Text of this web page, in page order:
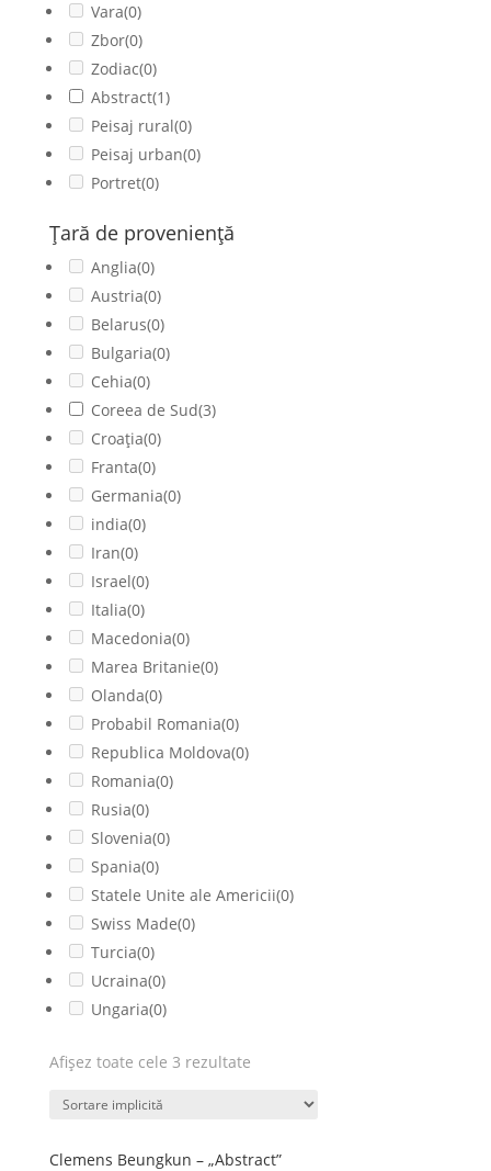
Vara(0)
Zbor(0)
Zodiac(0)
Abstract(1)
Peisaj rural(0)
Peisaj urban(0)
Portret(0)
Ţară de provenienţă
Anglia(0)
Austria(0)
Belarus(0)
Bulgaria(0)
Cehia(0)
Coreea de Sud(3)
Croația(0)
Franta(0)
Germania(0)
india(0)
Iran(0)
Israel(0)
Italia(0)
Macedonia(0)
Marea Britanie(0)
Olanda(0)
Probabil Romania(0)
Republica Moldova(0)
Romania(0)
Rusia(0)
Slovenia(0)
Spania(0)
Statele Unite ale Americii(0)
Swiss Made(0)
Turcia(0)
Ucraina(0)
Ungaria(0)
Afișez toate cele 3 rezultate
Clemens Beungkun – „Abstract”